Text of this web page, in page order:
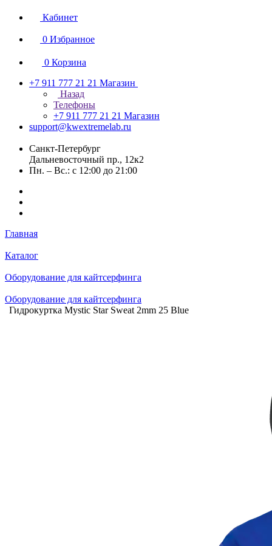
Кабинет
0 Избранное
0 Корзина
+7 911 777 21 21 Магазин
Назад
Телефоны
+7 911 777 21 21 Магазин
support@kwextremelab.ru
Санкт-Петербург
Дальневосточный пр., 12к2
Пн. – Вс.: с 12:00 до 21:00
Главная
Каталог
Оборудование для кайтсерфинга
Оборудование для кайтсерфинга
Гидрокуртка Mystic Star Sweat 2mm 25 Blue